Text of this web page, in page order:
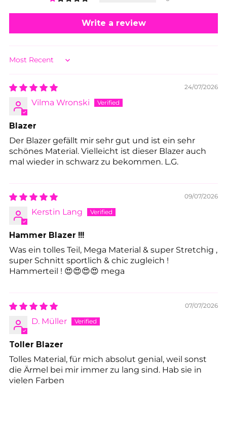
Write a review
Sort by
24/07/2026
Vilma Wronski
Blazer
Der Blazer gefällt mir sehr gut und ist ein sehr
schönes Material. Vielleicht ist dieser Blazer auch
mal wieder in schwarz zu bekommen. L.G.
09/07/2026
Kerstin Lang
Hammer Blazer !!!
Was ein tolles Teil, Mega Material & super Stretchig ,
super Schnitt sportlich & chic zugleich !
Hammerteil ! 😍😍😍😍 mega
07/07/2026
D. Müller
Toller Blazer
Tolles Material, für mich absolut genial, weil sonst
die Ärmel bei mir immer zu lang sind. Hab sie in
vielen Farben